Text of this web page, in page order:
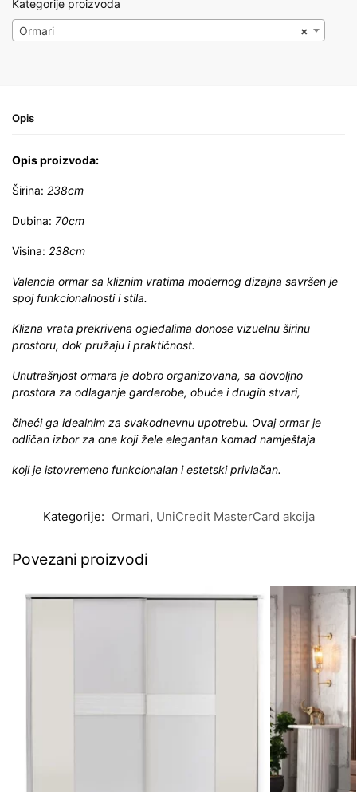
Kategorije proizvoda
×
Ormari
Opis
Opis proizvoda:
Širina: 238cm
Dubina: 70cm
Visina: 238cm
Valencia ormar sa kliznim vratima modernog dizajna savršen je
spoj funkcionalnosti i stila.
Klizna vrata prekrivena ogledalima donose vizuelnu širinu
prostoru, dok pružaju i praktičnost.
Unutrašnjost ormara je dobro organizovana, sa dovoljno
prostora za odlaganje garderobe, obuće i drugih stvari,
čineći ga idealnim za svakodnevnu upotrebu. Ovaj ormar je
odličan izbor za one koji žele elegantan komad namještaja
koji je istovremeno funkcionalan i estetski privlačan.
Kategorije: Ormari, UniCredit MasterCard akcija
Povezani proizvodi